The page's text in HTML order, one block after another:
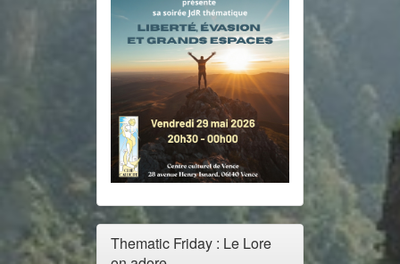
Thematic Friday : Le Lore